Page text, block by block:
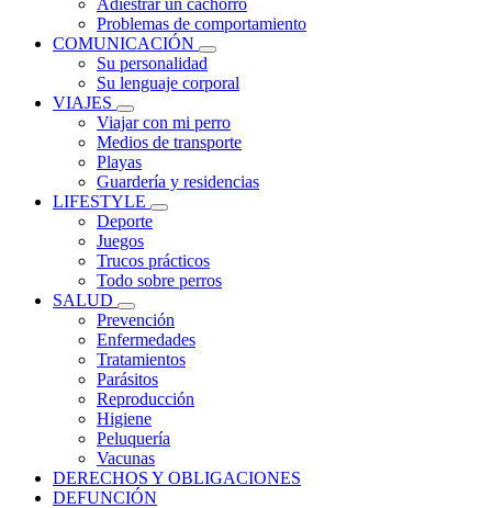
Adiestrar un cachorro
Problemas de comportamiento
COMUNICACIÓN
Su personalidad
Su lenguaje corporal
VIAJES
Viajar con mi perro
Medios de transporte
Playas
Guardería y residencias
LIFESTYLE
Deporte
Juegos
Trucos prácticos
Todo sobre perros
SALUD
Prevención
Enfermedades
Tratamientos
Parásitos
Reproducción
Higiene
Peluquería
Vacunas
DERECHOS Y OBLIGACIONES
DEFUNCIÓN